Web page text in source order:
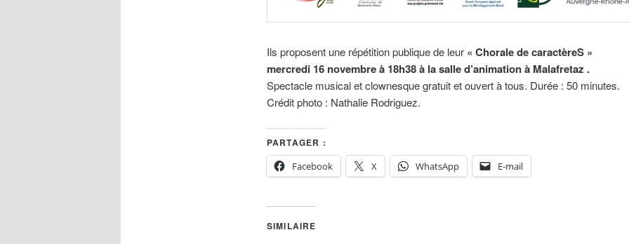
Ils proposent une répétition publique de leur « Chorale de caractèreS »
mercredi 16 novembre à 18h38 à la salle d’animation à Malafretaz .
Spectacle musical et clownesque gratuit et ouvert à tous. Durée : 50 minutes.
Crédit photo : Nathalie Rodriguez.
PARTAGER :
Facebook
X WhatsApp E-mail
SIMILAIRE